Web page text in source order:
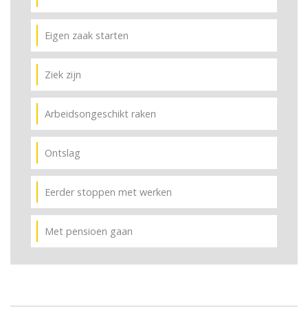
Eigen zaak starten
Ziek zijn
Arbeidsongeschikt raken
Ontslag
Eerder stoppen met werken
Met pensioen gaan